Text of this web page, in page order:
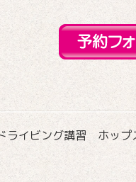
ライビング講習 ホップ